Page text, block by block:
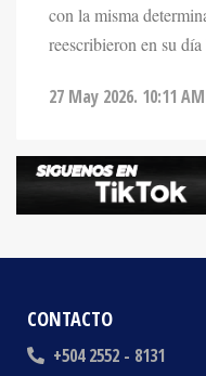
con la misma
reescribieron en su
27 May 2026. 10:11 AM
CONTACTO
+504 2552 - 8131